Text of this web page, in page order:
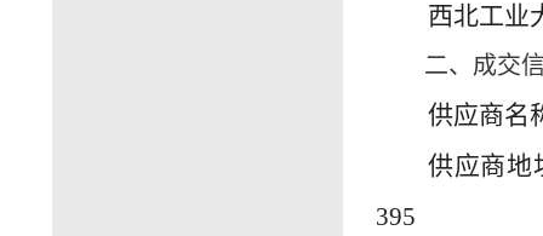
西北工业
二、成交
供应商名
供应商地
395